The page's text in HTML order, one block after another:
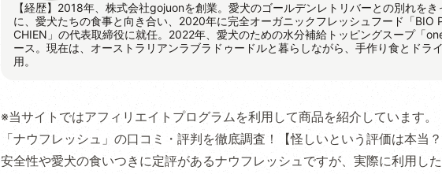
【経歴】2018年、株式会社gojuonを創業。愛犬のゴールデンレトリバーとの別れをき
に、愛犬たちの食事と向き合い、2020年に完全オーガニックフレッシュフード「BIO
CHIEN」の代表取締役に就任。2022年、愛犬のための水分補給トッピングスープ「
ース。現在は、オーストラリアンラブラドゥードルと暮らしながら、手作り食とドラ
用。
※当サイトではアフィリエイトプログラムを利用して商品を紹介しています。
「ナウフレッシュ」の口コミ・評判を徹底調査！【怪しいという評価は本当
安全性や愛犬の食いつきに定評があるナウフレッシュですが、実際に利用し